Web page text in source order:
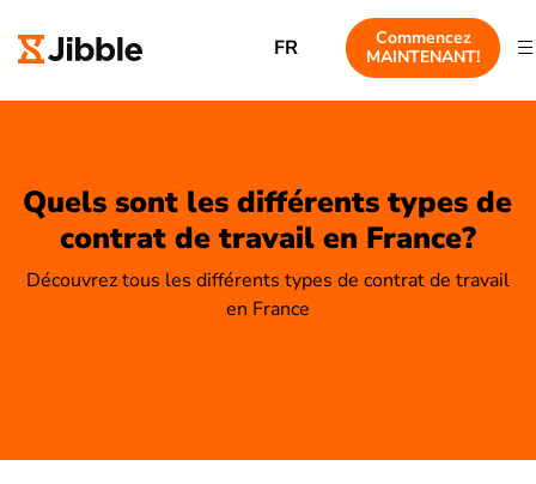
FR
Commencez
MAINTENANT!
Quels sont les différents types de
contrat de travail en France?
Découvrez tous les différents types de contrat de travail
en France